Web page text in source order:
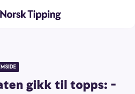
gikk til topps: –